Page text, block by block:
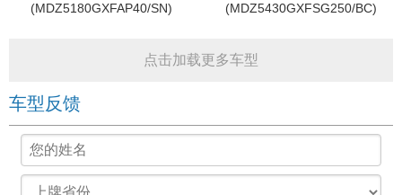
(MDZ5180GXFAP40/SN)
(MDZ5430GXFSG250/BC)
点击加载更多车型
车型反馈